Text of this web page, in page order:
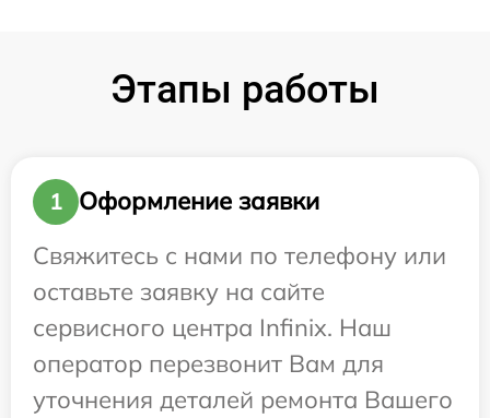
Этапы работы
1
Оформление заявки
Свяжитесь с нами по телефону или
оставьте заявку на сайте
сервисного центра Infinix. Наш
оператор перезвонит Вам для
уточнения деталей ремонта Вашего